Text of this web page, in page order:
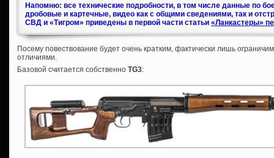
Напомню: все технические подробности, в том числе данные по
дробовые и картечные, видео как с общими сведениями, так и
СВД и «Тигром» приведены в первой части статьи «Ланкастеры»
Посему повествование будет очень кратким, фактически лишь
отличиями.
Базовой считается собственно TG3: